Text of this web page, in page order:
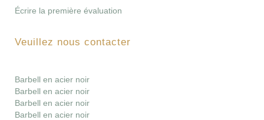
Écrire la première évaluation
Veuillez nous contacter
Barbell en acier noir
Barbell en acier noir
Barbell en acier noir
Barbell en acier noir